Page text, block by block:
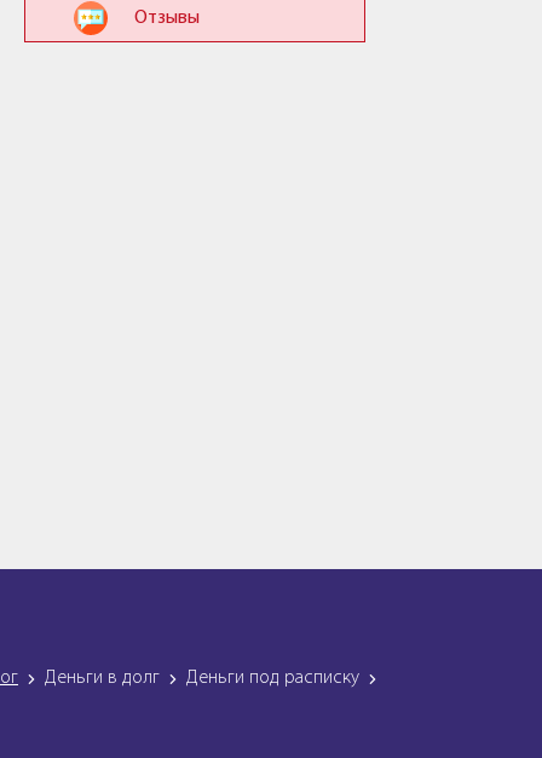
Отзывы
Деньги в долг Деньги под расписку